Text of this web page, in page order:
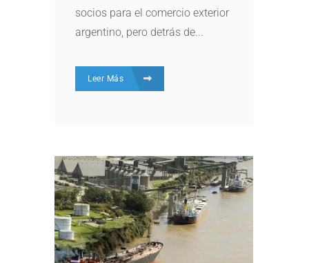
socios para el comercio exterior
argentino, pero detrás de...
Leer Más